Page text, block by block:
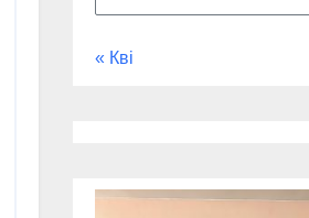
« Кві